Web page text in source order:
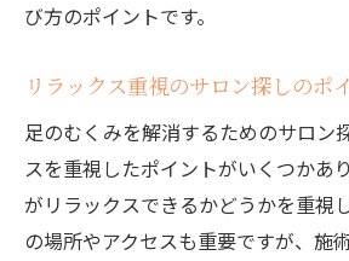
び方のポイントです。
リラックス重視のサロン探しのポ
足のむくみを解消するためのサロン
スを重視したポイントがいくつかあ
がリラックスできるかどうかを重視
の場所やアクセスも重要ですが、施